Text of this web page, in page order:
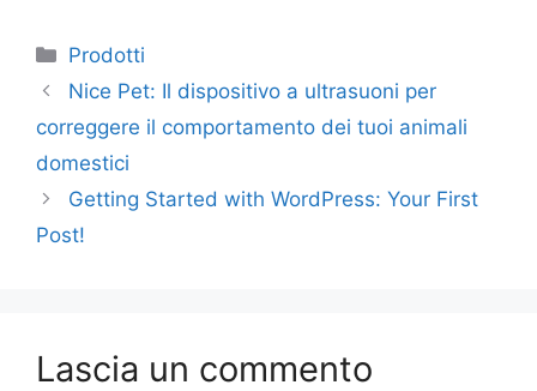
Categorie
Prodotti
Nice Pet: Il dispositivo a ultrasuoni per
correggere il comportamento dei tuoi animali
domestici
Getting Started with WordPress: Your First
Post!
Lascia un commento